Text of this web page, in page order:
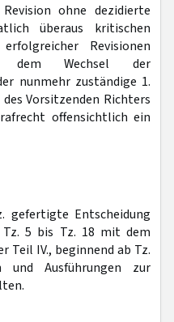
ohne dezidierte
überaus kritischen
Revisionen
dem Wechsel der
nunmehr zuständige 1.
Vorsitzenden Richters
offensichtlich ein
gefertigte Entscheidung
5 bis Tz. 18 mit dem
Teil IV., beginnend ab Tz.
Ausführungen zur